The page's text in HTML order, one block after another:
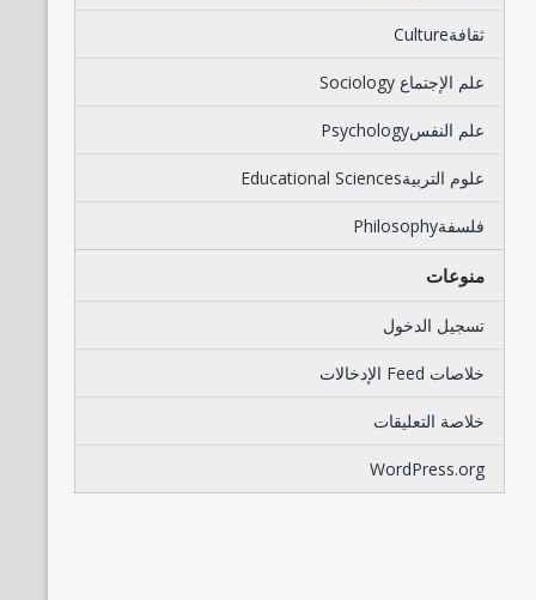
ثقافةCulture
علم الإجتماع Sociology
علم النفسPsychology
علوم التربيةEducational Sciences
فلسفةPhilosophy
منوعات
تسجيل الدخول
خلاصات Feed الإدخالات
خلاصة التعليقات
WordPress.org